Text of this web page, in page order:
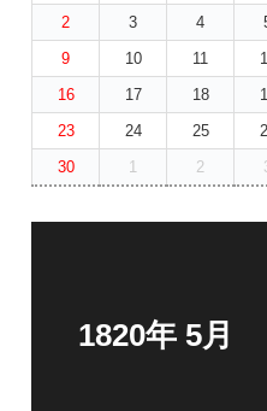
2
3 4
9
10 11
16
17 18
23
24 25
30
1 2
1820年 5月